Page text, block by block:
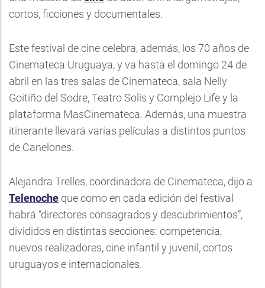
cortos, ficciones y documentales.
Este festival de cine celebra, además, los 70 años de
Cinemateca Uruguaya, y va hasta el domingo 24 de
abril en las tres salas de Cinemateca, sala Nelly
Goitiño del Sodre, Teatro Solís y Complejo Life y la
plataforma MasCinemateca. Además, una muestra
itinerante llevará varias películas a distintos puntos
de Canelones.
Alejandra Trelles, coordinadora de Cinemateca, dijo a
Telenoche que como en cada edición del festival
habrá “directores consagrados y descubrimientos”,
divididos en distintas secciones: competencia,
nuevos realizadores, cine infantil y juvenil, cortos
uruguayos e internacionales.